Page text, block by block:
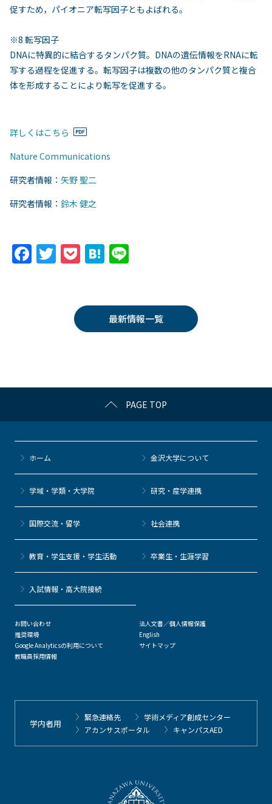
促すため，パイオニア転写因子ともよばれる。
※8 転写因子
DNAに特異的に結合するタンパク質。DNAの遺伝情報をRNAに転
写する過程を促進する。転写因子は複数の他のタンパク質と複合
体を形成することにより転写を促進する。
詳しくはこちら
Nature Communications
研究者情報： 矢野 聖二
研究者情報： 鈴木 健之
F
a
k
T
w
er
P
o
k
et
H
at
n
a
最新情報一覧
PAGE TOP
ホーム 金沢大学について
学域・学類・大学院 研究・産学連携
国際交流・留学 社会連携
教育・学生支援・学生活動 卒業生・生涯学習
⼊試情報・高大院接続
お問い合わせ
推奨環境
Google Analyticsの利用について
教職員採用情報
法人文書／個人情報保護
English
サイトマップ
学内者用
緊急連絡先
学術メディア創成センター
アカンサスポータル
キャンパスAED